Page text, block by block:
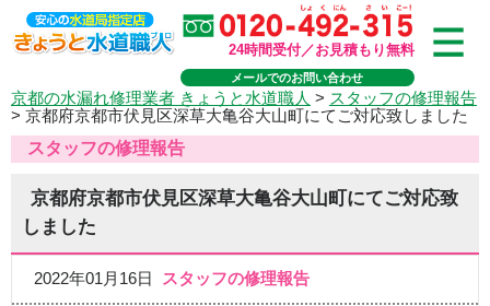
24時間受付／お見積もり無料
メールでのお問い合わせ
京都の水漏れ修理業者 きょうと水道職人 > スタッフの修理報告
> 京都府京都市伏見区深草大亀谷大山町にてご対応致しました
スタッフの修理報告
京都府京都市伏見区深草大亀谷大山町にてご対応致
しました
2022年01月16日 スタッフの修理報告